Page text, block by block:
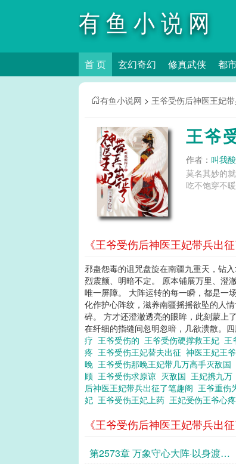
有鱼小说网
首 页 玄幻奇幻 修真武侠 都
有鱼小说网 > 王爷受伤后神医王妃
王爷
作者： 叫我
莫名其妙的
吃不饱穿不
《王爷受伤后神医王妃带兵出
邪蛊怨毒的诅咒盘旋在南疆九重天，钻
烈震颤、明暗不定。 原本铺展万里、澄
唯一屏障。 大阵运转的每一瞬，都是一
化作护心阵纹，滋养南疆摇摇欲坠的人
碎。 方才还澄澈透亮的眼眸，此刻蒙上
在纤细的指缝间忽明忽暗，几欲溃散。
疗 王爷受伤的 王爷受伤硬撑救王妃 王
疼 王爷受伤王妃替夫出征 神医王妃王
晚 王爷受伤那晚王妃带几万高手灭敌国
顾 王爷受伤求原谅 灭敌国 王妃携九万
后神医王妃带兵出征了笔趣阁 王爷重伤
妃 王爷受伤王妃上药 王妃受伤王爷心
《王爷受伤后神医王妃带兵出
第2573章 万象守心大阵·以身渡